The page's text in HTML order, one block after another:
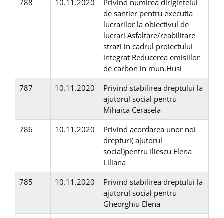
788
10.11.2020
Privind numirea dirigintelui
de santier pentru executia
lucrarilor la obiectivul de
lucrari Asfaltare/reabilitare
strazi in cadrul proiectului
integrat Reducerea emisiilor
de carbon in mun.Husi
787
10.11.2020
Privind stabilirea dreptului la
ajutorul social pentru
Mihaica Cerasela
786
10.11.2020
Privind acordarea unor noi
drepturi( ajutorul
social)pentru Iliescu Elena
Liliana
785
10.11.2020
Privind stabilirea dreptului la
ajutorul social pentru
Gheorghiu Elena